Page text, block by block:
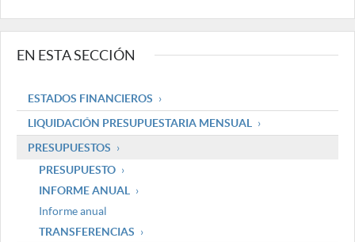
EN ESTA SECCIÓN
ESTADOS FINANCIEROS
LIQUIDACIÓN PRESUPUESTARIA MENSUAL
PRESUPUESTOS
PRESUPUESTO
INFORME ANUAL
Informe anual
TRANSFERENCIAS